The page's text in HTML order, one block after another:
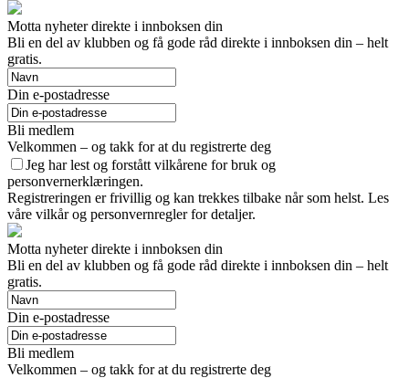
Motta nyheter direkte i innboksen din
Bli en del av klubben og få gode råd direkte i innboksen din – helt
gratis.
Din e-postadresse
Bli medlem
Velkommen – og takk for at du registrerte deg
Jeg har lest og forstått vilkårene for bruk og
personvernerklæringen.
Registreringen er frivillig og kan trekkes tilbake når som helst. Les
våre vilkår og personvernregler for detaljer.
Motta nyheter direkte i innboksen din
Bli en del av klubben og få gode råd direkte i innboksen din – helt
gratis.
Din e-postadresse
Bli medlem
Velkommen – og takk for at du registrerte deg